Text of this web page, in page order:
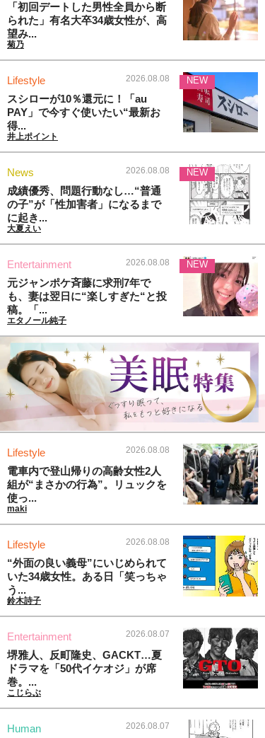
「初回デートした男性全員から断
られた」有名大卒34歳女性が、高
望み...
菊乃
Lifestyle 2026.08.08
スシローが10％還元に！「au
PAY」で今すぐ使いたい“最新お
得...
井上ポイント
NEW
News 2026.08.08
成績優秀、問題行動なし…“普通
の子”が「性加害者」になるまで
に起き...
大夏えい
NEW
Entertainment 2026.08.08
元ジャンポケ斉藤に求刑7年で
も、妻は翌日に“楽しすぎた“と投
稿。「...
エタノール純子
NEW
Lifestyle 2026.08.08
電車内で登山帰りの高齢女性2人
組が“まさかの行為”。リュックを
使っ...
maki
Lifestyle 2026.08.08
“外面の良い義母”にいじめられて
いた34歳女性。ある日「笑っちゃ
う...
鈴木詩子
Entertainment 2026.08.07
堺雅人、反町隆史、GACKT…夏
ドラマを「50代イケオジ」が席
巻。...
こじらぶ
Human 2026.08.07